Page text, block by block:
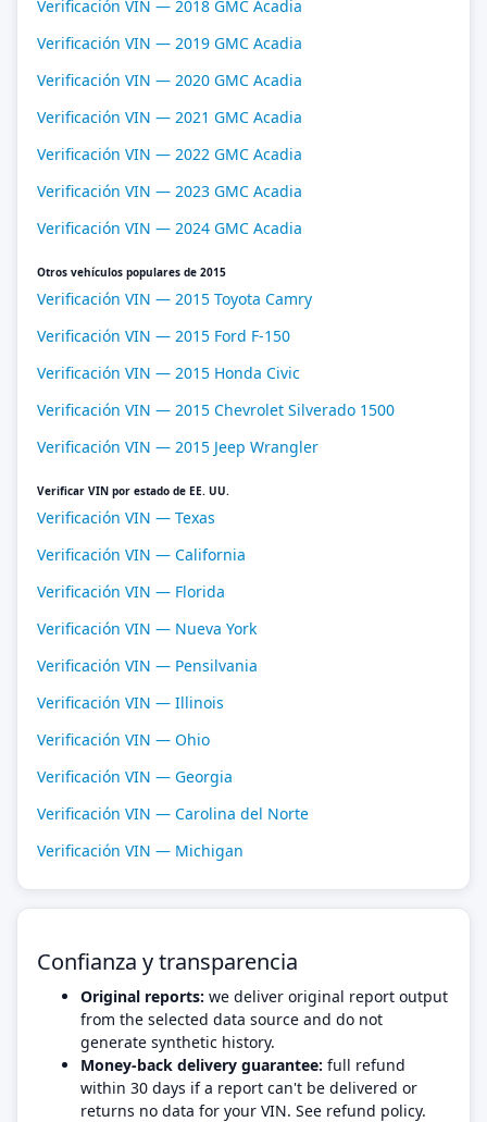
Verificación VIN — 2018 GMC Acadia
Verificación VIN — 2019 GMC Acadia
Verificación VIN — 2020 GMC Acadia
Verificación VIN — 2021 GMC Acadia
Verificación VIN — 2022 GMC Acadia
Verificación VIN — 2023 GMC Acadia
Verificación VIN — 2024 GMC Acadia
Otros vehículos populares de 2015
Verificación VIN — 2015 Toyota Camry
Verificación VIN — 2015 Ford F-150
Verificación VIN — 2015 Honda Civic
Verificación VIN — 2015 Chevrolet Silverado 1500
Verificación VIN — 2015 Jeep Wrangler
Verificar VIN por estado de EE. UU.
Verificación VIN — Texas
Verificación VIN — California
Verificación VIN — Florida
Verificación VIN — Nueva York
Verificación VIN — Pensilvania
Verificación VIN — Illinois
Verificación VIN — Ohio
Verificación VIN — Georgia
Verificación VIN — Carolina del Norte
Verificación VIN — Michigan
Confianza y transparencia
Original reports: we deliver original report output
from the selected data source and do not
generate synthetic history.
Money-back delivery guarantee: full refund
within 30 days if a report can't be delivered or
returns no data for your VIN. See refund policy.